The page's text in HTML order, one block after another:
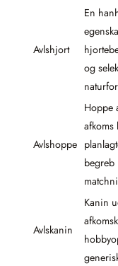
Avlshjort
En
og
Avlshoppe
Hoppe
begreb
Avlskanin
Kanin